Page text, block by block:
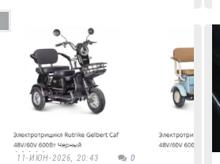
11-ИЮН-2026, 20:43 0